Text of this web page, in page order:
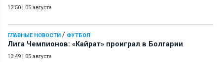
13:50 | 05 августа
ГЛАВНЫЕ НОВОСТИ / ФУТБОЛ
Лига Чемпионов: «Кайрат» проиграл в Болгарии
13:49 | 05 августа